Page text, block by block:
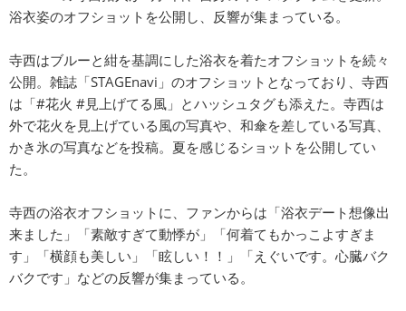
浴衣姿のオフショットを公開し、反響が集まっている。
寺西はブルーと紺を基調にした浴衣を着たオフショットを続々
公開。雑誌「STAGEnavi」のオフショットとなっており、寺西
は「#花火 #見上げてる風」とハッシュタグも添えた。寺西は
外で花火を見上げている風の写真や、和傘を差している写真、
かき氷の写真などを投稿。夏を感じるショットを公開してい
た。
寺西の浴衣オフショットに、ファンからは「浴衣デート想像出
来ました」「素敵すぎて動悸が」「何着てもかっこよすぎま
す」「横顔も美しい」「眩しい！！」「えぐいです。心臓バク
バクです」などの反響が集まっている。